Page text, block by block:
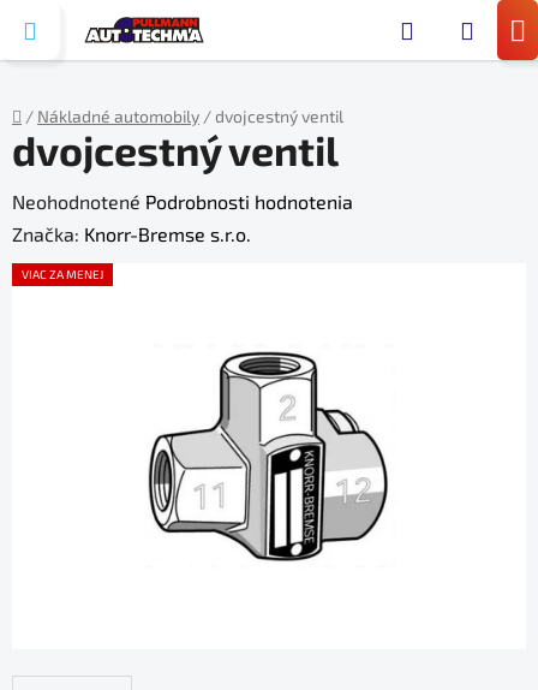
obsah
Domov
/ Nákladné automobily /dvojcestný ventil
dvojcestný ventil
Priemerné
hodnotenie
produktu
Neohodnotené Podrobnosti hodnotenia
Značka: Knorr-Bremse s.r.o.
VIAC ZA MENEJ